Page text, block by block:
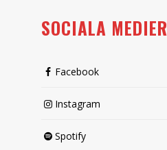
SOCIALA MEDIER
Facebook
Instagram
Spotify